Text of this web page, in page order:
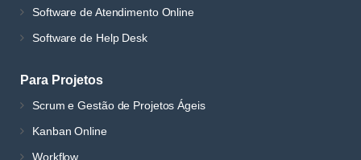
Software de Atendimento Online
Software de Help Desk
Para Projetos
Scrum e Gestão de Projetos Ágeis
Kanban Online
Workflow